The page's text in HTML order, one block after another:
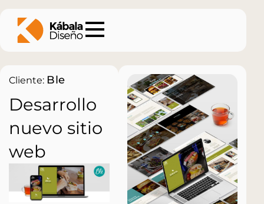
Cliente: Ble
Desarrollo
nuevo sitio
web